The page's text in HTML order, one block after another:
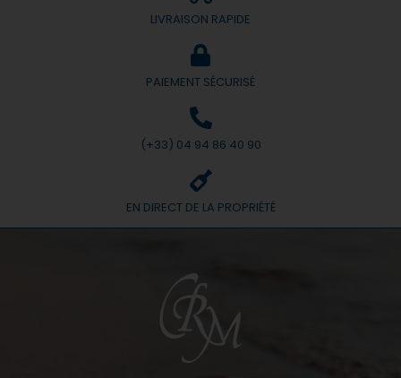
LIVRAISON RAPIDE
PAIEMENT SÉCURISÉ
(+33) 04 94 86 40 90
EN DIRECT DE LA PROPRIÉTÉ